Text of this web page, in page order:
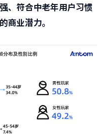
、符合中老年用户习惯
商业潜力。